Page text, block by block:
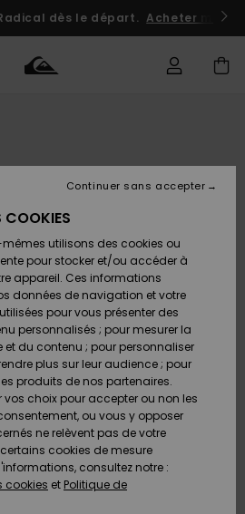
dès le départ. Acheter
COOKIES
utilisons des cookies ou
pour stocker et/ou accéder à
appareil. Ces informations
données de navigation et votre
pour vous présenter des
personnalisés ; pour mesurer la
du contenu ; pour personnaliser
plus sur leur audience ; pour
produits de nos partenaires.
choix pour accepter ou non les
ou vous y opposer
ne relèvent pas de votre
cookies de mesure
consultez notre :
cookies et Politique de
Continuer sans accepter